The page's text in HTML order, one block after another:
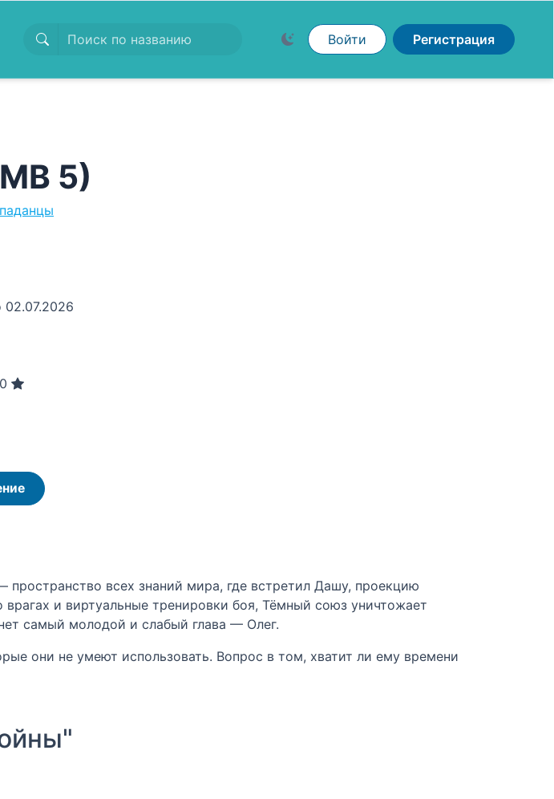
Войти Регистрация
5)
02.07.2026
всех знаний мира, где встретил Дашу, проекцию
и виртуальные тренировки боя, Тёмный союз уничтожает
самый молодой и слабый глава — Олег.
они не умеют использовать. Вопрос в том, хватит ли ему времени